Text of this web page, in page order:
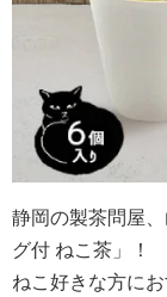
静岡の製茶問屋
グ付 ねこ茶」！
ねこ好きな方に